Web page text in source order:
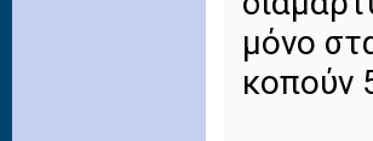
μόνο
κοπούν